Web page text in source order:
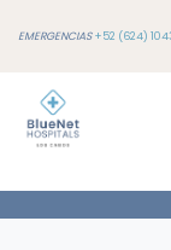
EMERGENCIAS+52 (624)